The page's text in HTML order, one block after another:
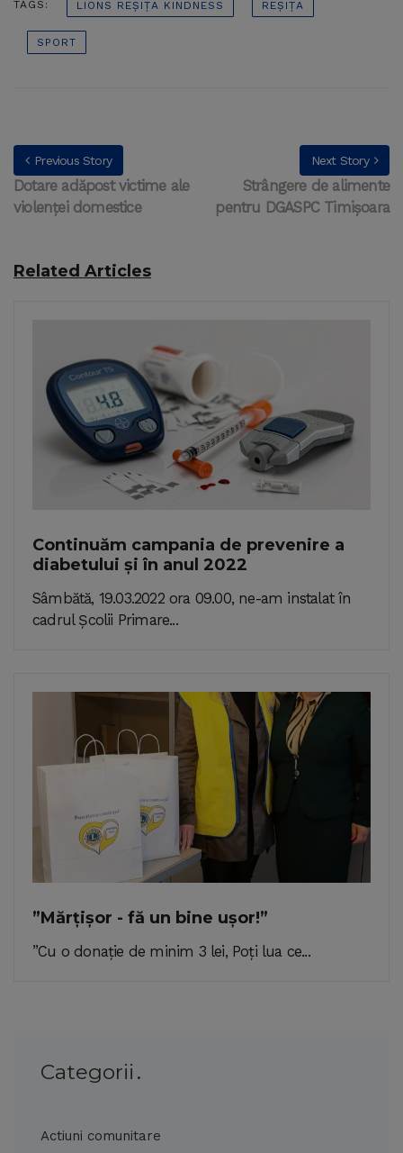
TAGS: LIONS REȘIȚA KINDNESS REȘIȚA
SPORT
Previous Story
Dotare adăpost victime ale
violenței domestice
Next Story
Strângere de alimente
pentru DGASPC Timișoara
Related Articles
Continuăm campania de prevenire a
diabetului și în anul 2022
Sâmbătă, 19.03.2022 ora 09.00, ne-am instalat în
cadrul Școlii Primare...
”Mărțișor - fă un bine ușor!”
”Cu o donație de minim 3 lei, Poți lua ce...
Categorii
Actiuni comunitare